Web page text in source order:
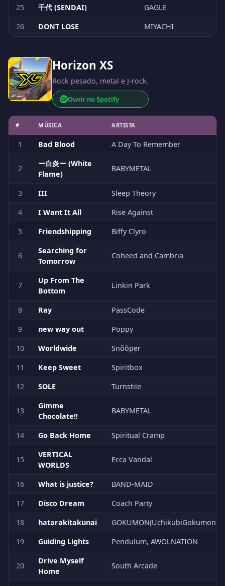
25
千代 (SENDAI)
GAGLE
26
DONT LOSE MIYACHI
Horizon XS
Rock pesado, metal e J-rock.
Ouvir no Spotify
# MÚSICA ARTISTA
1 Bad Blood A Day To Remember
2
ー白炎ー (White
Flame)
BABYMETAL
3 III
Sleep Theory
4
I Want It All
Rise Against
5
Friendshipping Biffy Clyro
6
Searching for
Tomorrow
Coheed and Cambria
7
Up From The
Bottom
Linkin Park
8 Ray
PassCode
9
new way out
Poppy
10
Worldwide
Snõõper
11
Keep Sweet
Spiritbox
12
SOLE Turnstile
13
Gimme
Chocolate!!
BABYMETAL
14 Go Back Home Spiritual Cramp
15
VERTICAL
WORLDS
Ecca Vandal
16 What is justice?
BAND-MAID
17
Disco Dream
Coach Party
18
hatarakitakunai
19
Guiding Lights Pendulum, AWOLNATION
20
Drive Myself
Home
South Arcade